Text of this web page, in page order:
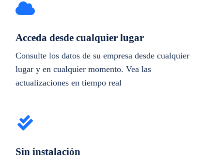
Acceda desde cualquier lugar
Consulte los datos de su empresa desde cualquier
lugar y en cualquier momento. Vea las
actualizaciones en tiempo real
Sin instalación